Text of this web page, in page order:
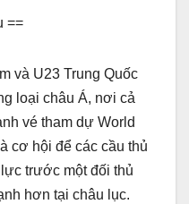
==
và U23 Trung Quốc
loại châu Á, nơi cả
vé tham dự World
cơ hội để các cầu thủ
trước một đối thủ
hơn tại châu lục.